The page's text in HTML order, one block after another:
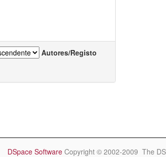
Autores/Registo
DSpace Software Copyright © 2002-2009 The